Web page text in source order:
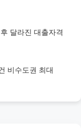
달라진 대출자격
비수도권 최대